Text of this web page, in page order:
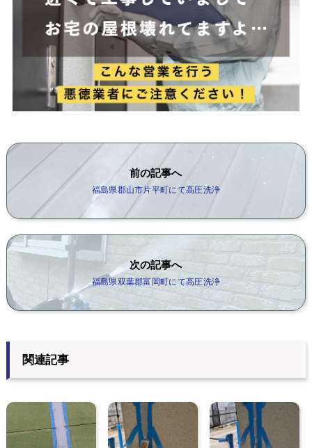
前の記事へ
福島県郡山市片平町にて高圧洗浄
次の記事へ
福島県双葉郡富岡町にて高圧洗浄
関連記事